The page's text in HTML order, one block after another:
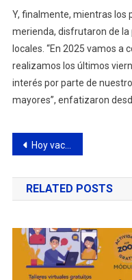
Y, finalmente, mientras los
merienda, disfrutaron de
locales. “En 2025 vamos a
realizamos los últimos
interés por parte de
mayores”, enfatizaron
Navegación
de
entradas
Hoy vacunarán a mascotas contra la rabia en la Plaza 1° de Mayo
RELATED POSTS